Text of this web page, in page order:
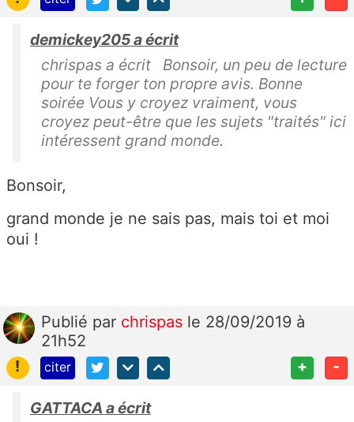
demickey205 a écrit
chrispas a écrit Bonsoir, un peu de lecture
pour te forger ton propre avis. Bonne
soirée Vous y croyez vraiment, vous
croyez peut-être que les sujets "traités" ici
intéressent grand monde.
Bonsoir,
grand monde je ne sais pas, mais toi et moi
oui !
Publié par chrispas le 28/09/2019 à
21h52
!
citer + -
GATTACA a écrit